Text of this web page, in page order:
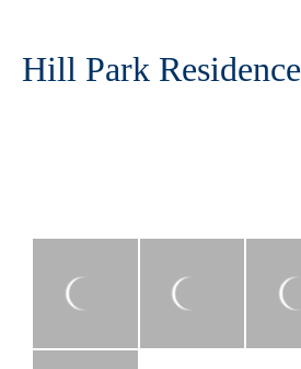
Hill Park Residence